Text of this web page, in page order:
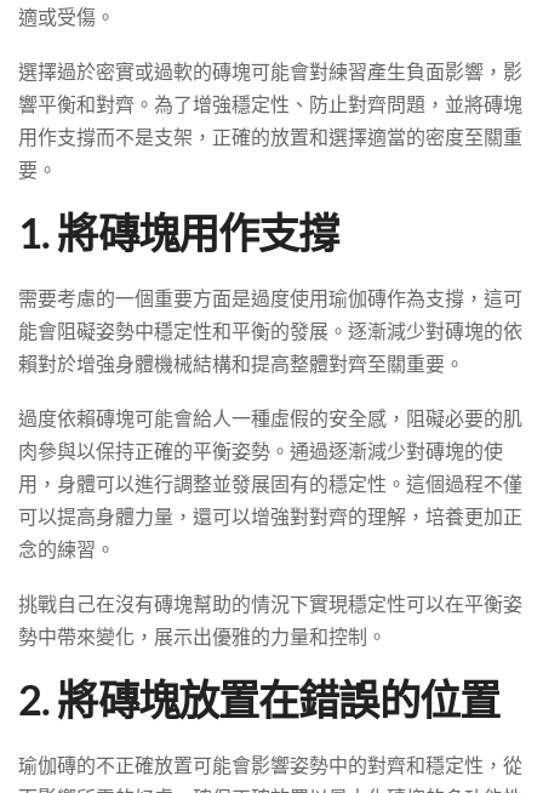
適或受傷。
選擇過於密實或過軟的磚塊可能會對練習產生負面影響，影
響平衡和對齊。為了增強穩定性、防止對齊問題，並將磚塊
用作支撐而不是支架，正確的放置和選擇適當的密度至關重
要。
1. 將磚塊用作支撐
需要考慮的一個重要方面是過度使用瑜伽磚作為支撐，這可
能會阻礙姿勢中穩定性和平衡的發展。逐漸減少對磚塊的依
賴對於增強身體機械結構和提高整體對齊至關重要。
過度依賴磚塊可能會給人一種虛假的安全感，阻礙必要的肌
肉參與以保持正確的平衡姿勢。通過逐漸減少對磚塊的使
用，身體可以進行調整並發展固有的穩定性。這個過程不僅
可以提高身體力量，還可以增強對對齊的理解，培養更加正
念的練習。
挑戰自己在沒有磚塊幫助的情況下實現穩定性可以在平衡姿
勢中帶來變化，展示出優雅的力量和控制。
2. 將磚塊放置在錯誤的位置
瑜伽磚的不正確放置可能會影響姿勢中的對齊和穩定性，從